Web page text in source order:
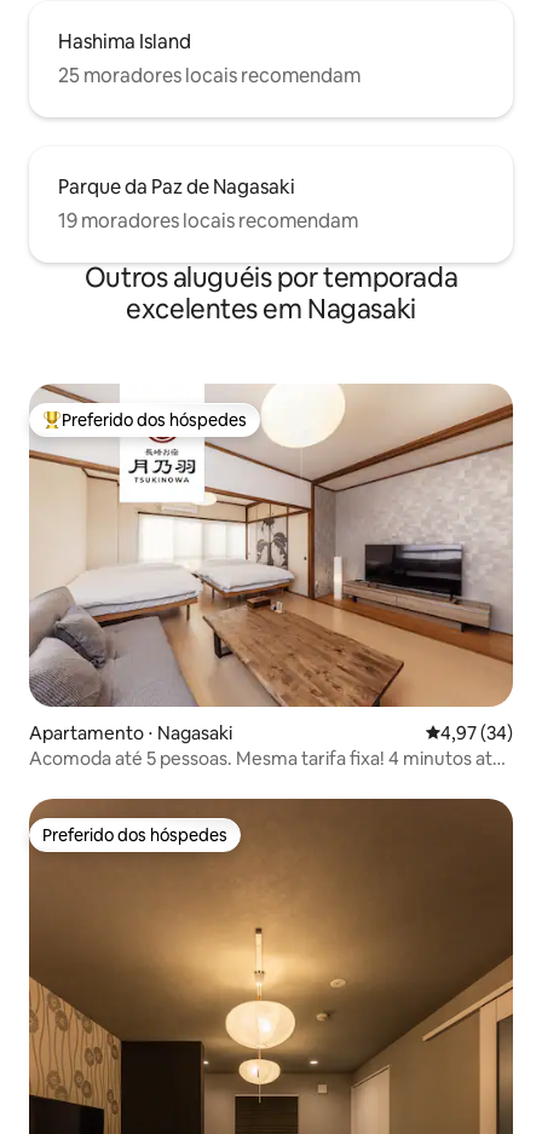
ウト時刻を過ぎても退室されていない
で延泊希望により退室されていない ・近
隣に迷惑の掛かる騒音（特に21時〜7時）
合（罰金55,000円） ・近隣へのゴミの不
法投棄（罰金33,000円） ・ご予約人数よ
り多い人数で宿泊されていた場合
設設備の汚損、破損、持ち帰り（代替品
購入や修理の費用をご請求） ・敷地内へ
のペットの同伴 ※ 上記行為が見受けられ
下記情報をご提出いただきます。 ・氏
名、住所、職業、国籍 ・パスポート画像
※ 宿泊に関する法律遵守のためご協力願
います。 ※ 日本在住のお客様も顔写真付
き身分証のご提出が必要です。 ※ ご提出
いただけないと予約取消となる場合がご
ざいます。 ※ お預かりする個人情報は責
任をもって管理し、第三者へ提供・売
買・共有は一切行いません。 万が一で警
察など法的義務を伴う要請があった場合
に限り、提出させていたく場合がござい
ます。 ■ その他 ・部屋着はご用意してお
りませんので、ご持参ください。
Hashima Island
25 moradores locais recomendam
Parque da Paz de Nagasaki
19 moradores locais recomendam
Outros aluguéis por temporada
excelentes em Nagasaki
Entre os melhores preferidos dos hóspedes
Preferido dos hóspedes
Apartamento ⋅ Nagasaki 4,97 de uma
4,97 (34)
Acomoda até 5 pessoas. Mesma tarifa fixa! 4 minutos até
Preferido dos hóspedes
Preferido dos hóspedes